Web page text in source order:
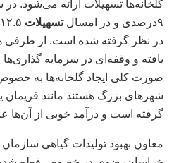
گلخانه‌ها تسهیلات ارائه می‌شود.
۹درصدی و در امسال
تسهیلات
در نظر گرفته شده است. از طرفی
یافته و وقفه‌ای در سرمایه
صورت کلی ایجاد گلخانه‌ها به
شهر‌های بزرگ هستند مانند فریمان
گرفته است و درآمد خوبی از آن‌ها
معاون بهبود تولیدات گیاهی